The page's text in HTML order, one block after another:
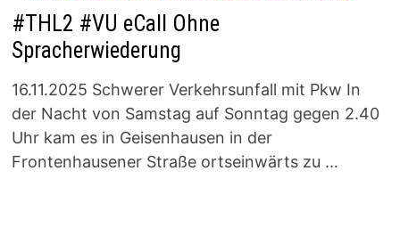
#THL2 #VU eCall Ohne
Spracherwiederung
16.11.2025 Schwerer Verkehrsunfall mit Pkw In
der Nacht von Samstag auf Sonntag gegen 2.40
Uhr kam es in Geisenhausen in der
Frontenhausener Straße ortseinwärts zu …